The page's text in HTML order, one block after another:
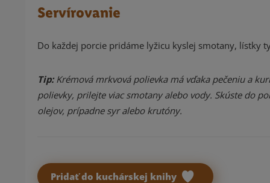
Servírovanie
Do každej porcie pridáme lyžicu kyslej smotany, lístky
Tip:Krémová mrkvová polievka má vďaka pečeniu a
polievky, prilejte viac smotany alebo vody. Skúste do
olejov, prípadne syr alebo krutóny.
Pridať do kuchárskej knihy